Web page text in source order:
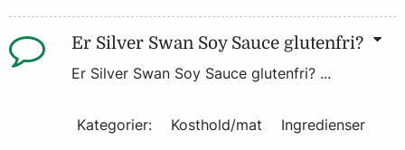
Er Silver Swan Soy Sauce glutenfri?
Er Silver Swan Soy Sauce glutenfri? ...
Kategorier: Kosthold/mat Ingredienser